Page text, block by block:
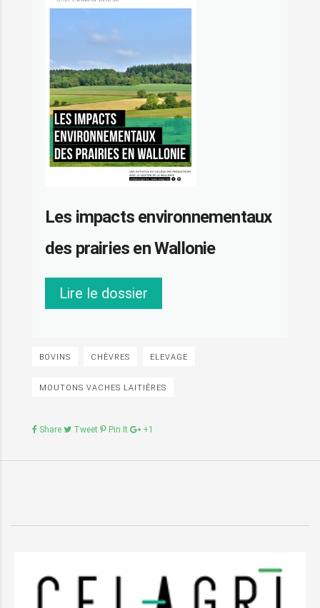
Les impacts environnementaux
des prairies en Wallonie
Lire le dossier
BOVINS CHÈVRES ELEVAGE
MOUTONS VACHES LAITIÈRES
Share Tweet Pin It +1